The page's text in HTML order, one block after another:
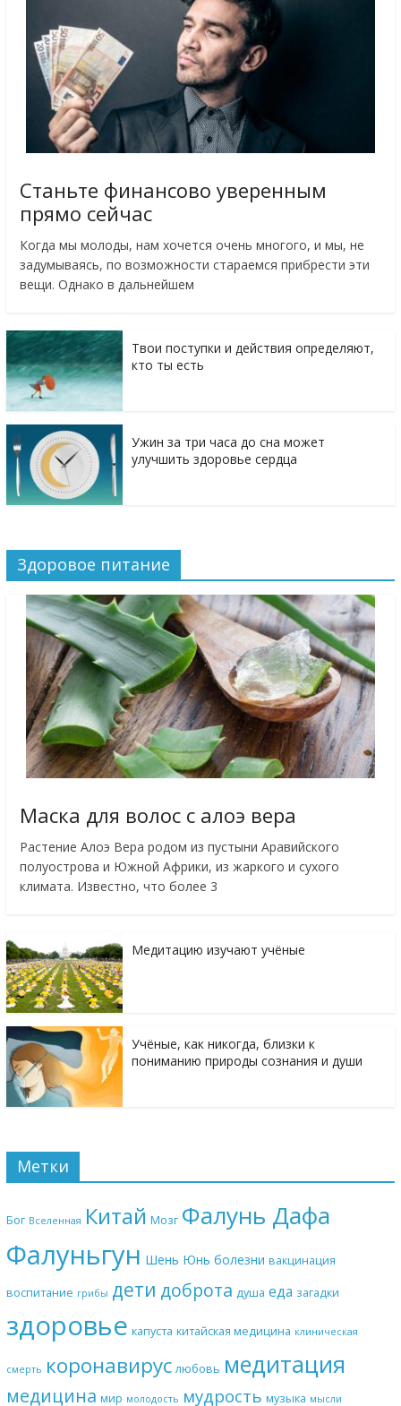
Станьте финансово уверенным
прямо сейчас
Когда мы молоды, нам хочется очень многого, и мы, не
задумываясь, по возможности стараемся прибрести эти
вещи. Однако в дальнейшем
Твои поступки и действия определяют,
кто ты есть
Ужин за три часа до сна может
улучшить здоровье сердца
Здоровое питание
Маска для волос с алоэ вера
Растение Алоэ Вера родом из пустыни Аравийского
полуострова и Южной Африки, из жаркого и сухого
климата. Известно, что более 3
Медитацию изучают учёные
Учёные, как никогда, близки к
пониманию природы сознания и души
Метки
Бог Вселенная Китай Мозг Фалунь Дафа
Фалуньгун Шень Юнь болезни вакцинация
воспитание грибы дети доброта душа еда загадки
здоровье капуста китайская медицина клиническая
смерть коронавирус любовь медитация
медицина мир молодость мудрость музыка мысли